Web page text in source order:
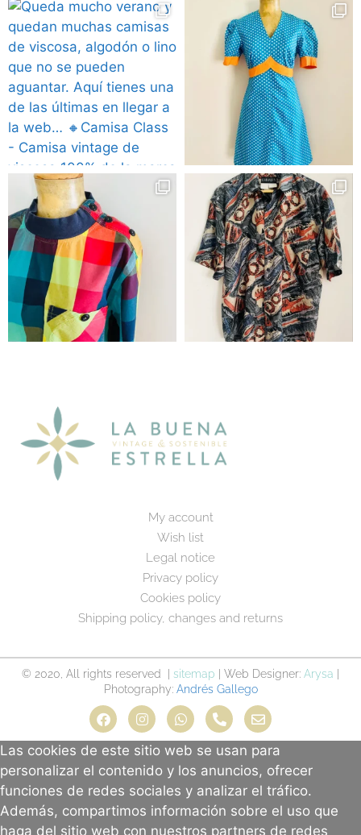
My account
Wish list
Legal notice
Privacy policy
Cookies policy
Shipping policy, changes and returns
© 2020, All rights reserved | sitemap | Web Designer: Arysa
Photography: Andrés Gallego
Las cookies de este sitio web se usan para
personalizar el contenido y los anuncios, ofrecer
funciones de redes sociales y analizar el tráfico.
Además, compartimos información sobre el uso que
haga del sitio web con nuestros partners de redes